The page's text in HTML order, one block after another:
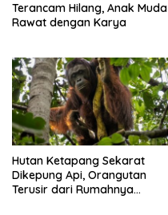
Terancam Hilang, Anak Muda
Rawat dengan Karya
Hutan Ketapang Sekarat
Dikepung Api, Orangutan
Terusir dari Rumahnya